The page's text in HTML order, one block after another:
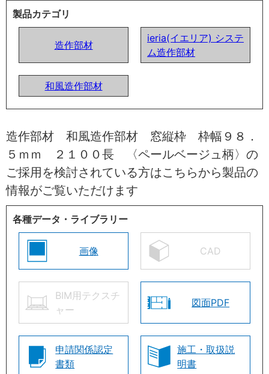
製品カテゴリ
造作部材
ieria(イエリア) システ
ム造作部材
和風造作部材
造作部材 和風造作部材 窓縦枠 枠幅９８．
５ｍｍ ２１００長 〈ペールベージュ柄〉の
ご採用を検討されている方はこちらから製品の
情報がご覧いただけます
各種データ・ライブラリー
画像 CAD
BIM用テクスチ
ャー
図面PDF
申請関係認定
書類
施工・取扱説
明書